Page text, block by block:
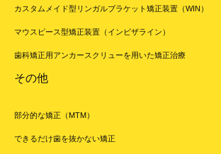
カスタムメイド型リンガルブラケット矯正装置（WIN）
マウスピース型矯正装置（インビザライン）
歯科矯正用アンカースクリューを用いた矯正治療
その他
部分的な矯正（MTM）
できるだけ歯を抜かない矯正